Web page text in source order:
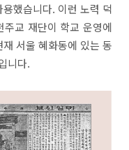
했습니다. 이런 노력 덕
교 재단이 학교 운영에
서울 혜화동에 있는 동
니다.